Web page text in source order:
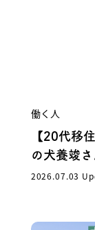
働く人
【20代移
の犬養竣
2026.07.03